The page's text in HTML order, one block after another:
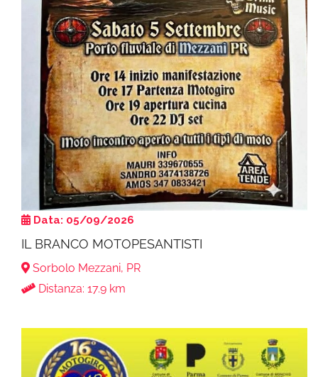
Data: 05/09/2026
IL BRANCO MOTOPESANTISTI
Sorbolo Mezzani, PR
Distanza: 17.9 km